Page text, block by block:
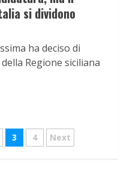
si dividono
ha deciso di
Regione siciliana
3 4 Next